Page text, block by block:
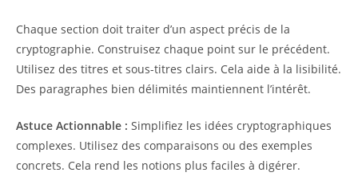
Chaque section doit traiter d’un aspect précis de la
cryptographie. Construisez chaque point sur le précédent.
Utilisez des titres et sous-titres clairs. Cela aide à la lisibilité.
Des paragraphes bien délimités maintiennent l’intérêt.
Astuce Actionnable : Simplifiez les idées cryptographiques
complexes. Utilisez des comparaisons ou des exemples
concrets. Cela rend les notions plus faciles à digérer.